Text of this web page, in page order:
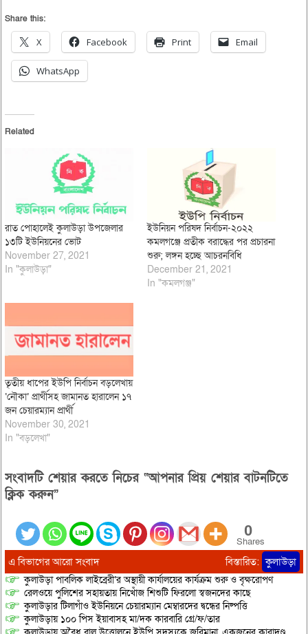
Share this:
X Facebook Print Email
WhatsApp
Related
রাত পোহালেই কুলাউড়া উপজেলার
১৩টি ইউনিয়নের ভোট
November 27, 2021
In "কুলাউড়া"
ইউনিয়ন পরিষদ নির্বাচন-২০২২
কমলগঞ্জে প্রতীক বরাদ্ধের পর প্রচারনা
শুরু; লঙ্গন হচ্ছে আচরনবিধি
December 21, 2021
In "কমলগঞ্জ"
তৃতীয় ধাপের ইউপি নির্বাচন বড়লেখায়
‘নৌকা’ প্রার্থীসহ জামানত হারালেন ১৭
জন চেয়ারম্যান প্রার্থী
November 30, 2021
In "বড়লেখা"
সংবাদটি শেয়ার করতে নিচের “আপনার প্রিয় শেয়ার বাটনটিতে
ক্লিক করুন”
0
Shares
এ বিভাগের আরো সংবাদ বিস্তারিত: কুলাউড়া
কুলাউড়া পাবলিক লাইব্রেরী’র অস্থায়ী কার্যালয়ের কার্যক্রম শুরু ও বৃক্ষরোপণ
রেলওয়ে পুলিশের সহায়তায় নিখোঁজ শিশুটি ফিরলো স্বজনদের কাছে
কুলাউড়ার টিলাগাঁও ইউনিয়নে চেয়ারম্যান মেম্বারদের দ্বন্ধের নিষ্পত্তি
কুলাউড়ায় ১০০ পিস ইয়াবাসহ মা/দক কারবারি গ্রে/ফ/তার